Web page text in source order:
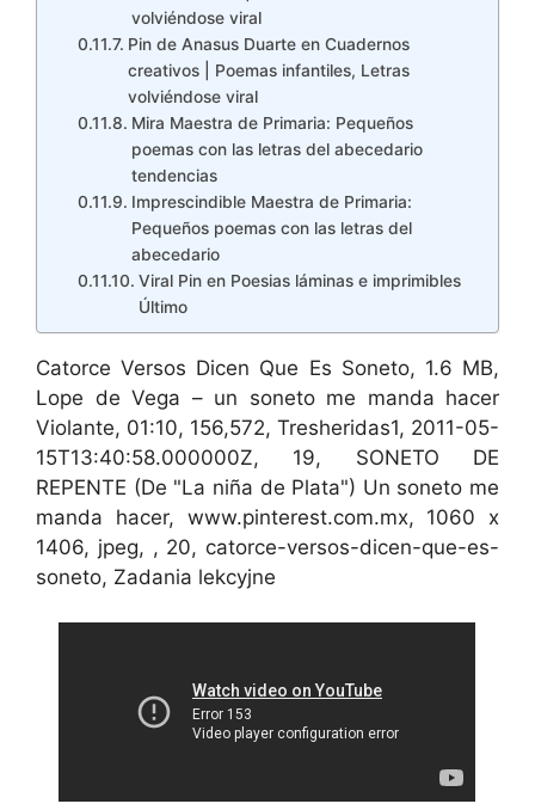
volviéndose viral
Pin de Anasus Duarte en Cuadernos
creativos | Poemas infantiles, Letras
volviéndose viral
Mira Maestra de Primaria: Pequeños
poemas con las letras del abecedario
tendencias
Imprescindible Maestra de Primaria:
Pequeños poemas con las letras del
abecedario
Viral Pin en Poesias láminas e imprimibles
Último
Catorce Versos Dicen Que Es Soneto, 1.6 MB,
Lope de Vega – un soneto me manda hacer
Violante, 01:10, 156,572, Tresheridas1, 2011-05-
15T13:40:58.000000Z, 19, SONETO DE
REPENTE (De "La niña de Plata") Un soneto me
manda hacer, www.pinterest.com.mx, 1060 x
1406, jpeg, , 20, catorce-versos-dicen-que-es-
soneto, Zadania lekcyjne